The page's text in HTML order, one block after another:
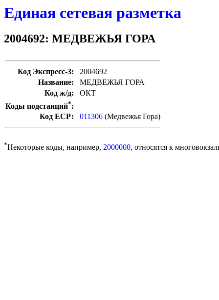
Единая сетевая разметка
2004692: МЕДВЕЖЬЯ ГОРА
Код Экспресс-3:
2004692
Название:
МЕДВЕЖЬЯ ГОРА
Код ж/д:
ОКТ
Коды подстанций*:
Код ЕСР:
011306 (Медвежья Гора)
*Некоторые коды, например, 2000000, относятся к